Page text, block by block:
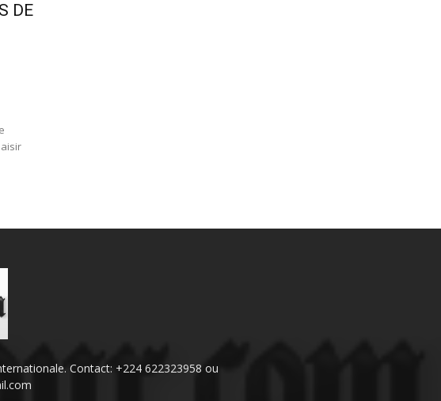
DE
Contact: +224 622323958 ou